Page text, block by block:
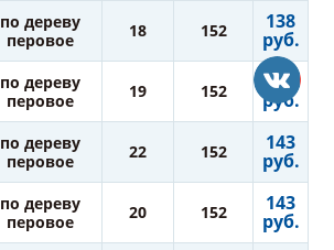
по дереву
перовое
18 152 138
руб.
по дереву
перовое
19 152 138
руб.
по дереву
перовое
22 152 143
руб.
по дереву
перовое
20 152 143
руб.